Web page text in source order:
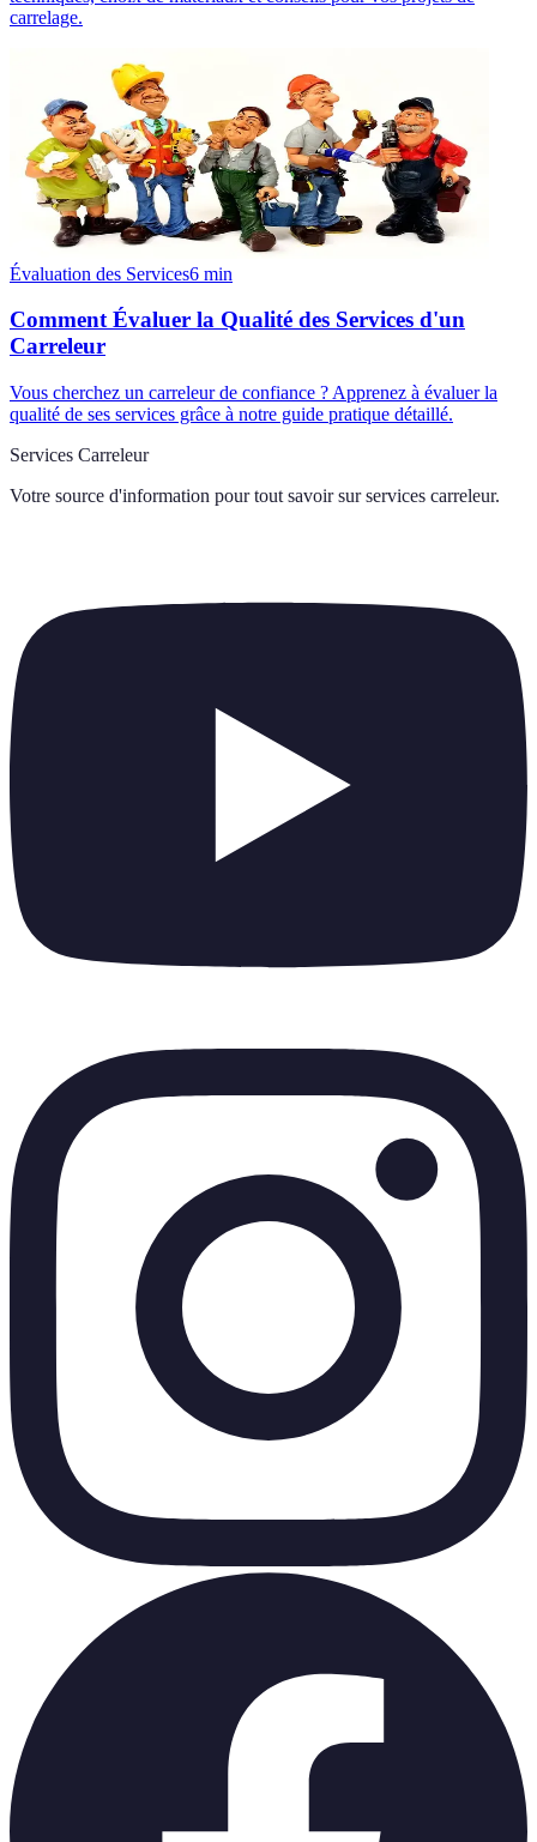
carrelage.
Évaluation des Services6 min
Comment Évaluer la Qualité des Services d'un
Carreleur
Vous cherchez un carreleur de confiance ? Apprenez à évaluer la
qualité de ses services grâce à notre guide pratique détaillé.
Services Carreleur
Votre source d'information pour tout savoir sur services carreleur.